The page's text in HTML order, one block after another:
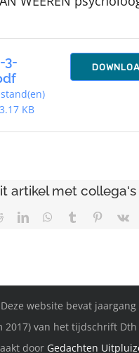
3-
KB
artikel met collega's
RedditLinkedInWhatsApp
Tumblr Pinterest
Vk
website bevat
2017) van het tijdschrift Dth
door Gedachten